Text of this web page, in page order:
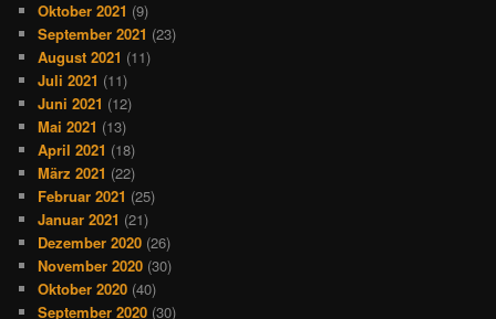
Oktober 2021 (9)
September 2021 (23)
August 2021 (11)
Juli 2021 (11)
Juni 2021 (12)
Mai 2021 (13)
April 2021 (18)
März 2021 (22)
Februar 2021 (25)
Januar 2021 (21)
Dezember 2020 (26)
November 2020 (30)
Oktober 2020 (40)
September 2020 (30)